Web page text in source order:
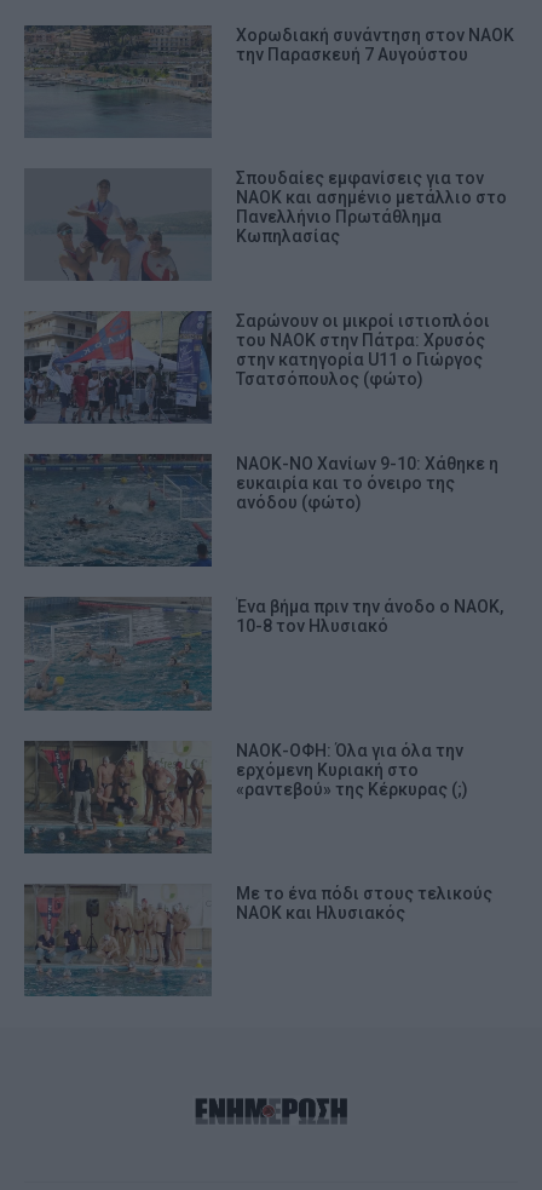
Χορωδιακή συνάντηση στον ΝΑΟΚ
την Παρασκευή 7 Αυγούστου
Σπουδαίες εμφανίσεις για τον
ΝΑΟΚ και ασημένιο μετάλλιο στο
Πανελλήνιο Πρωτάθλημα
Κωπηλασίας
Σαρώνουν οι μικροί ιστιοπλόοι
του ΝΑΟΚ στην Πάτρα: Χρυσός
στην κατηγορία U11 ο Γιώργος
Τσατσόπουλος (φώτο)
ΝΑΟΚ-ΝΟ Χανίων 9-10: Χάθηκε η
ευκαιρία και το όνειρο της
ανόδου (φώτο)
Ένα βήμα πριν την άνοδο ο ΝΑΟΚ,
10-8 τον Ηλυσιακό
ΝΑΟΚ-ΟΦΗ: Όλα για όλα την
ερχόμενη Κυριακή στο
«ραντεβού» της Κέρκυρας (;)
Με το ένα πόδι στους τελικούς
ΝΑΟΚ και Ηλυσιακός